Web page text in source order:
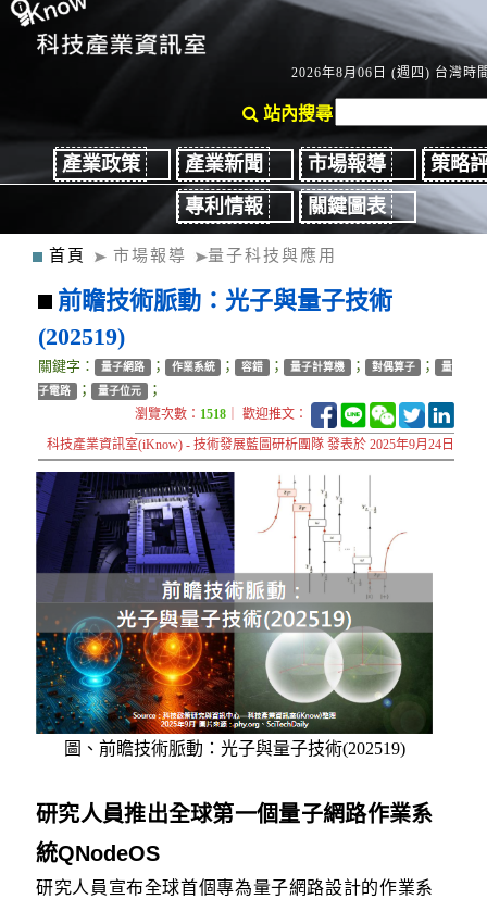
2026年8月06日 (週四) 台灣時
站內搜尋
產業政策 產業新聞 市場報導
策略
專利情報
關鍵圖表
首頁 市場報導 量子科技與應用
前瞻技術脈動：光子與量子技術
(202519)
關鍵字： 量子網路 ； 作業系統 ； 容錯 ； 量子計算機 ； 對偶算子 ； 量
子電路 ； 量子位元 ；
瀏覽次數： 1518 ｜ 歡迎推文：
科技產業資訊室(iKnow) - 技術發展藍圖研析團隊 發表於 2025年9月24日
圖、前瞻技術脈動：光子與量子技術(202519)
研究人員推出全球第一個量子網路作業系
統QNodeOS
研究人員宣布全球首個專為量子網路設計的作業系